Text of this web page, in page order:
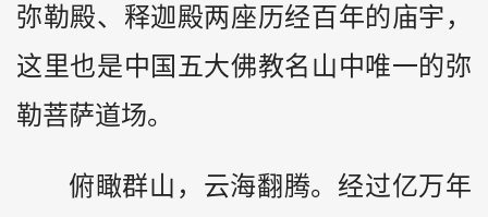
弥勒殿、释迦殿两座历经百年的庙宇，
这里也是中国五大佛教名山中唯一的弥
勒菩萨道场。
俯瞰群山，云海翻腾。经过亿万年